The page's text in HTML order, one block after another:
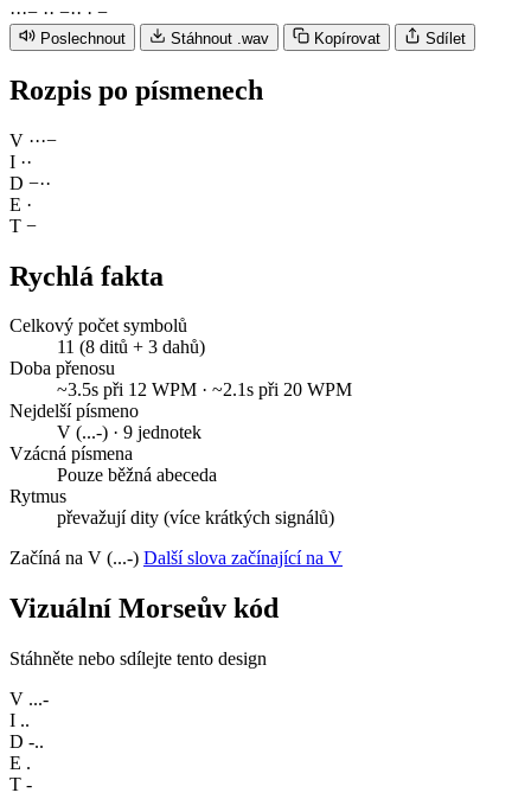
···− ·· −·· · −
Poslechnout Stáhnout .wav Kopírovat Sdílet
Rozpis po písmenech
V ···−
I ··
D −··
E ·
T −
Rychlá fakta
Celkový počet symbolů
11 (8 ditů + 3 dahů)
Doba přenosu
~3.5s při 12 WPM · ~2.1s při 20 WPM
Nejdelší písmeno
V (...-) · 9 jednotek
Vzácná písmena
Pouze běžná abeceda
Rytmus
převažují dity (více krátkých signálů)
Začíná na V (...-) Další slova začínající na V
Vizuální Morseův kód
Stáhněte nebo sdílejte tento design
V ...-
I ..
D -..
E .
T -